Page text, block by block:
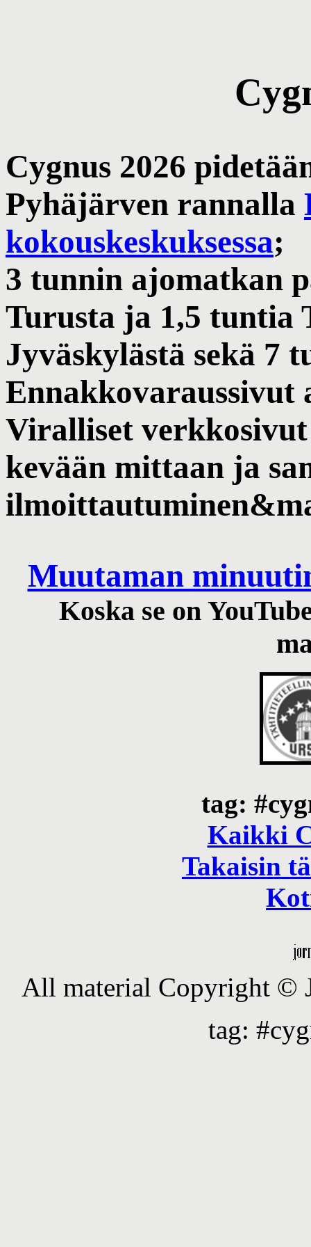
Cygnus 2026
Pyhäjärven rannalla
kokouskeskuksessa;
3 tunnin ajomatkan
Turusta ja 1,5 tuntia
Jyväskylästä sekä 7
Ennakkovaraussivut
Viralliset
kevään mittaan ja
Muutaman
Koska se on
tag:
Kaikki
Takaisin
All material Copyright ©
tag: